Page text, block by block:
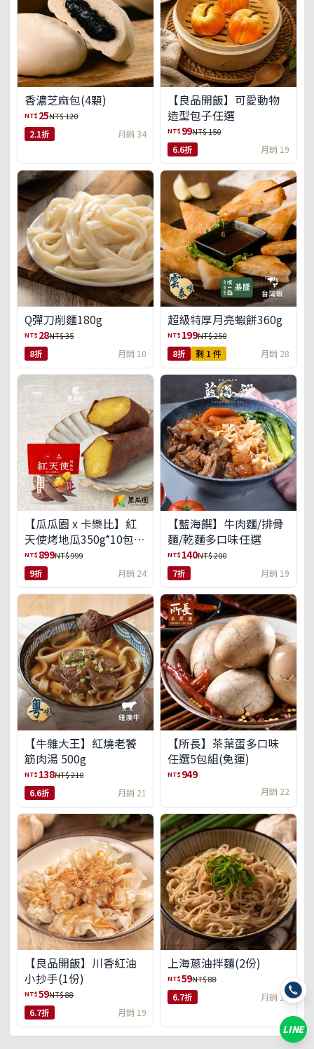
香濃芝麻包(4顆)
NT$ 25NT$ 120
2.1折 月銷 34
【良品開飯】可愛動物
造型包子任選
NT$ 99NT$ 150
6.6折 月銷 19
Q彈刀削麵180g
NT$ 28NT$ 35
8折 月銷 10
超級特厚月亮蝦餅360g
NT$ 199NT$ 250
8折 剩 1 件 月銷 28
【瓜瓜園 x 卡樂比】紅
天使烤地瓜350g*10包
(免運組)
NT$ 899NT$ 999
9折 月銷 24
【藍海饌】牛肉麵/排骨
麵/乾麵多口味任選
NT$ 140NT$ 200
7折 月銷 19
【牛雜大王】紅燒老饕
筋肉湯 500g
NT$ 138NT$ 210
6.6折 月銷 21
【所長】茶葉蛋多口味
任選5包組(免運)
NT$ 949
月銷 22
【良品開飯】川香紅油
小抄手(1份)
NT$59NT$ 88
6.7折 月銷 19
上海蔥油拌麵(2份)
NT$59NT$ 88
6.7折 月銷 18
LINE